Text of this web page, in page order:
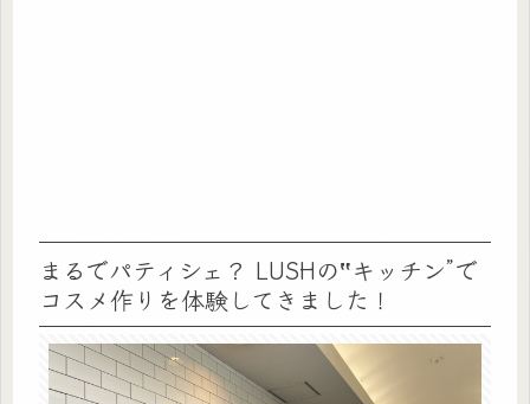
まるでパティシェ？ LUSHの‟キッチン”で
コスメ作りを体験してきました！